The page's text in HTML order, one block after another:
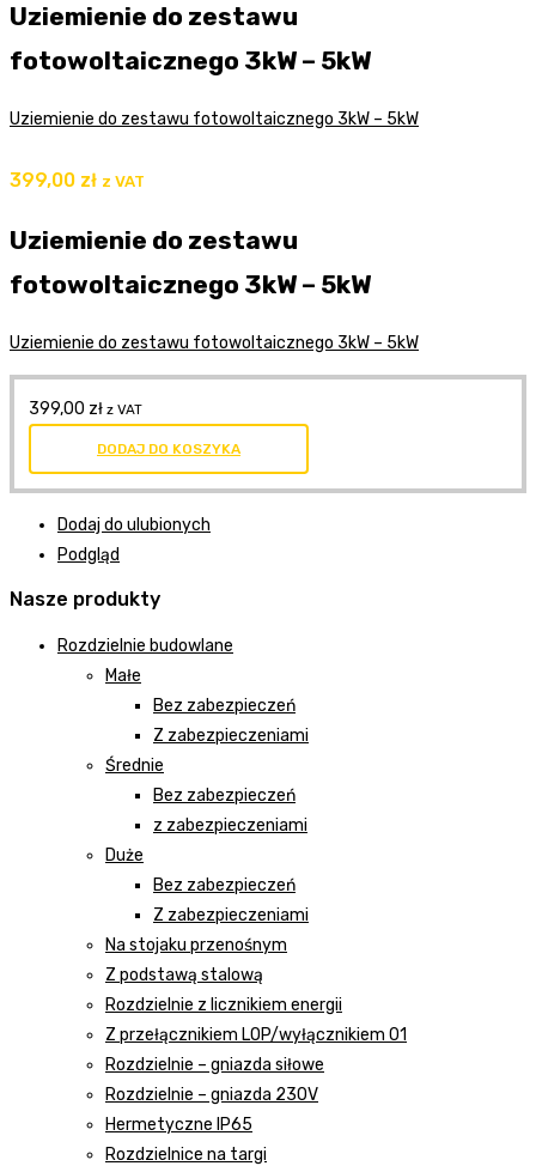
Uziemienie do zestawu
fotowoltaicznego 3kW – 5kW
Uziemienie do zestawu fotowoltaicznego 3kW – 5kW
399,00 zł z VAT
Uziemienie do zestawu
fotowoltaicznego 3kW – 5kW
Uziemienie do zestawu fotowoltaicznego 3kW – 5kW
399,00 zł z VAT
DODAJ DO KOSZYKA
Dodaj do ulubionych
Podgląd
Nasze produkty
Rozdzielnie budowlane
Małe
Bez zabezpieczeń
Z zabezpieczeniami
Średnie
Bez zabezpieczeń
z zabezpieczeniami
Duże
Bez zabezpieczeń
Z zabezpieczeniami
Na stojaku przenośnym
Z podstawą stalową
Rozdzielnie z licznikiem energii
Z przełącznikiem LOP/wyłącznikiem 01
Rozdzielnie – gniazda siłowe
Rozdzielnie – gniazda 230V
Hermetyczne IP65
Rozdzielnice na targi